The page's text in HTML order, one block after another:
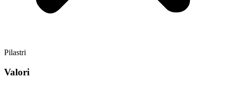
Pilastri
Valori